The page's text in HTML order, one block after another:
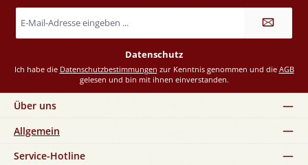
Mail-
Datenschutz
Ich habe die Datenschutzbestimmungen zur Kenntnis genommen und die AGB
gelesen und bin mit ihnen einverstanden.
Über uns
Allgemein
Service-Hotline